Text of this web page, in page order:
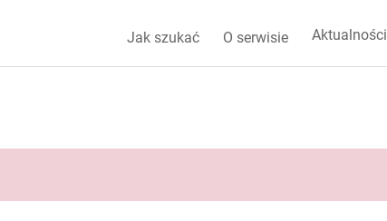
Jak szukać O serwisie Aktualności